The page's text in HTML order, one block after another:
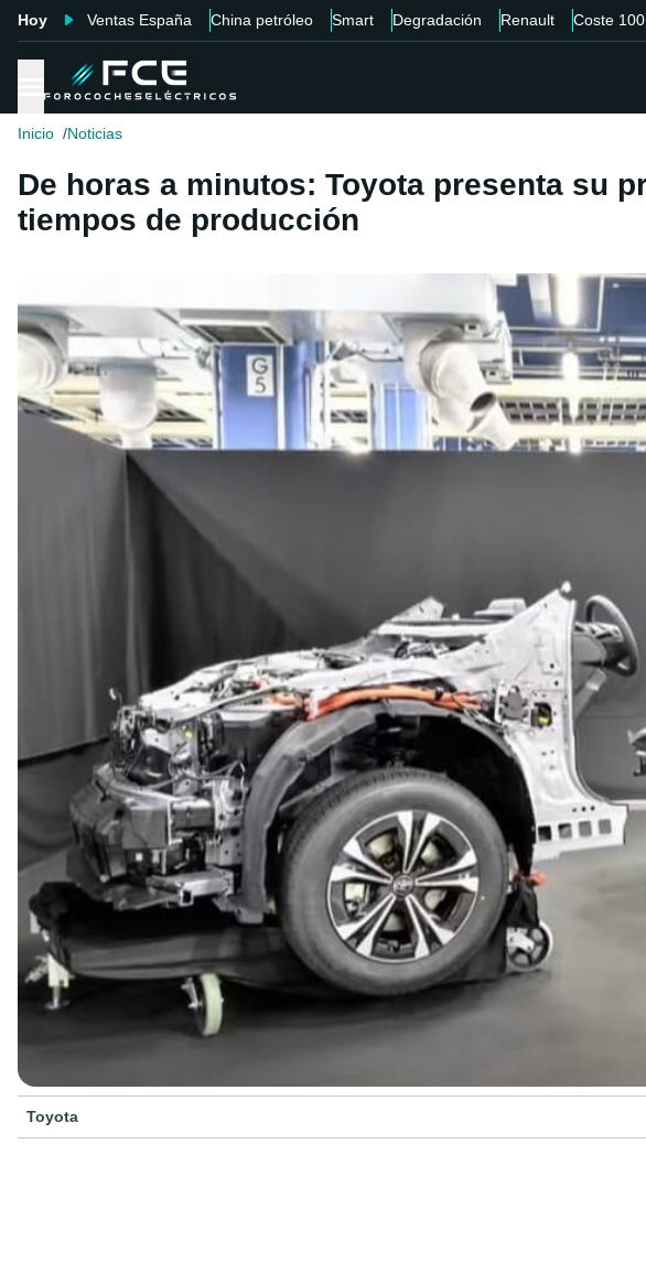
Hoy Ventas España China petróleo Smart Degradación Renault Coste
Inicio Noticias
De horas a minutos: Toyota presenta su
tiempos de producción
Toyota